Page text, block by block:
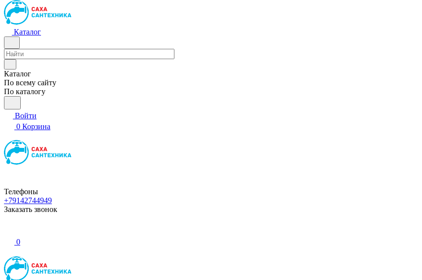
Каталог
Каталог
По всему сайту
По каталогу
Войти
0 Корзина
Телефоны
+79142744949
Заказать звонок
0